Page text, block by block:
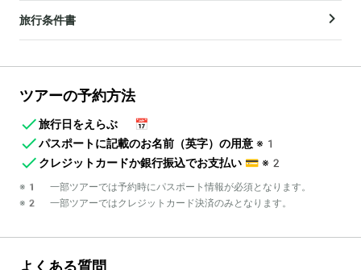
旅行条件書
ツアーの予約方法
旅行日をえらぶ
📅
パスポートに記載のお名前（英字）の用意 ※1
クレジットカードか銀行振込でお支払い 💳 ※2
※1 一部ツアーでは予約時にパスポート情報が必須となります。
※2 一部ツアーではクレジットカード決済のみとなります。
よくある質問